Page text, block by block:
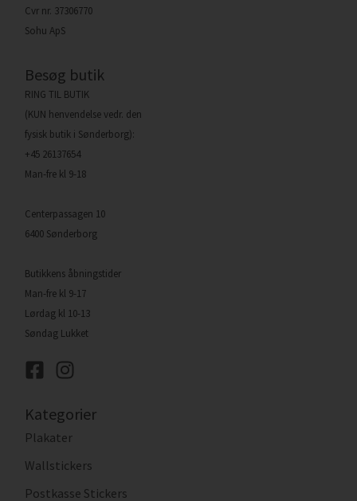
Cvr nr. 37306770
Sohu ApS
Besøg butik
RING TIL BUTIK
(KUN henvendelse vedr. den
fysisk butik i Sønderborg):
+45 26137654
Man-fre kl 9-18
Centerpassagen 10
6400 Sønderborg
Butikkens åbningstider
Man-fre kl 9-17
Lørdag kl 10-13
Søndag Lukket
Kategorier
Plakater
Wallstickers
Postkasse Stickers